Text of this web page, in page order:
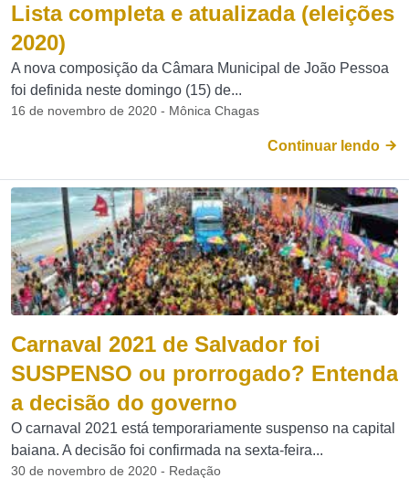
Lista completa e atualizada (eleições
2020)
A nova composição da Câmara Municipal de João Pessoa
foi definida neste domingo (15) de...
16 de novembro de 2020 - Mônica Chagas
Continuar lendo
Carnaval 2021 de Salvador foi
SUSPENSO ou prorrogado? Entenda
a decisão do governo
O carnaval 2021 está temporariamente suspenso na capital
baiana. A decisão foi confirmada na sexta-feira...
30 de novembro de 2020 - Redação